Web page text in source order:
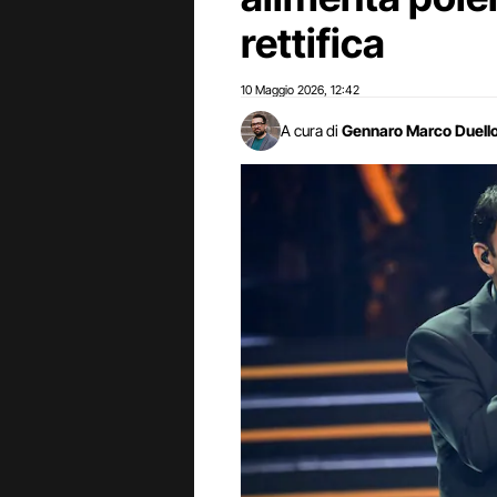
rettifica
10 Maggio 2026 12:42
A cura di Gennaro Marco